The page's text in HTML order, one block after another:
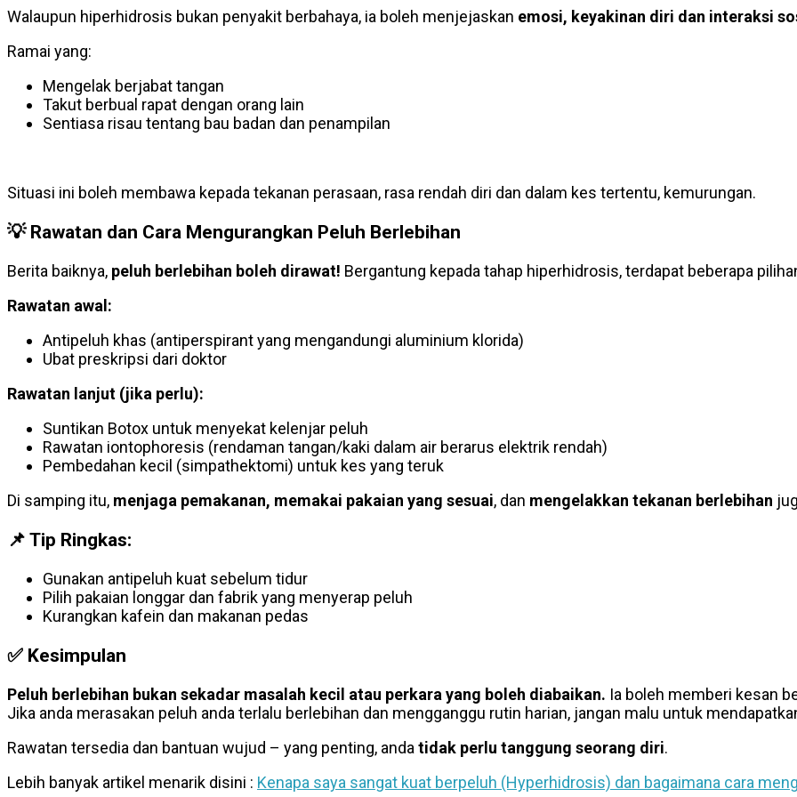
Walaupun hiperhidrosis bukan penyakit berbahaya, ia boleh menjejaskan emosi, keyakinan diri dan interaksi
Ramai yang:
Mengelak berjabat tangan
Takut berbual rapat dengan orang lain
Sentiasa risau tentang bau badan dan penampilan
Situasi ini boleh membawa kepada tekanan perasaan, rasa rendah diri dan dalam kes tertentu, kemurungan.
💡 Rawatan dan Cara Mengurangkan Peluh Berlebihan
Berita baiknya, peluh berlebihan boleh dirawat! Bergantung kepada tahap hiperhidrosis, terdapat beberapa
Rawatan awal:
Antipeluh khas (antiperspirant yang mengandungi aluminium klorida)
Ubat preskripsi dari doktor
Rawatan lanjut (jika perlu):
Suntikan Botox untuk menyekat kelenjar peluh
Rawatan iontophoresis (rendaman tangan/kaki dalam air berarus elektrik rendah)
Pembedahan kecil (simpathektomi) untuk kes yang teruk
Di samping itu, menjaga pemakanan, memakai pakaian yang sesuai, dan mengelakkan tekanan berlebihan
📌 Tip Ringkas:
Gunakan antipeluh kuat sebelum tidur
Pilih pakaian longgar dan fabrik yang menyerap peluh
Kurangkan kafein dan makanan pedas
✅ Kesimpulan
Peluh berlebihan bukan sekadar masalah kecil atau perkara yang boleh diabaikan. Ia boleh memberi kesan
Jika anda merasakan peluh anda terlalu berlebihan dan mengganggu rutin harian, jangan malu untuk
Rawatan tersedia dan bantuan wujud – yang penting, andatidak perlu tanggung seorang diri.
Lebih banyak artikel menarik disini : Kenapa saya sangat kuat berpeluh (Hyperhidrosis) dan bagaimana cara